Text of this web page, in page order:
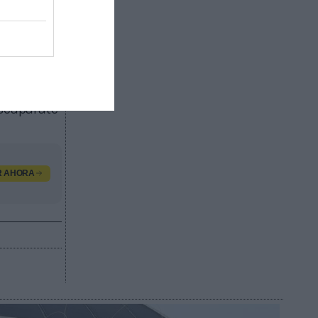
en
AHORA